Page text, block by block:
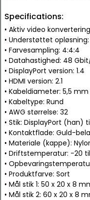
Specifications:
• Aktiv video konvertering
• Understøttet
• Farvesampling: 4:4:4
• Datahastighed: 48
• DisplayPort version: 1.4
• HDMI version: 2.1
• Kabeldiameter: 5,5 mm
• Kabeltype: Rund
• AWG størrelse: 32
• Stik: DisplayPort (han)
• Kontaktflade: Guld-
• Materiale (kappe):
• Driftstemperatur: -20
•
• Produktfarve: Sort
• Mål stik 1: 50 x 20 x 8
• Mål stik 2: 60 x 20 x 8